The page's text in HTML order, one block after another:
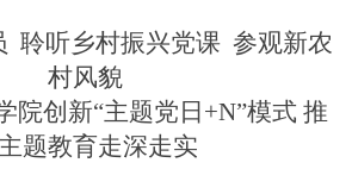
聆听乡村振兴党课 参观新农
村风貌
创新“主题党日+N”模式 推
题教育走深走实